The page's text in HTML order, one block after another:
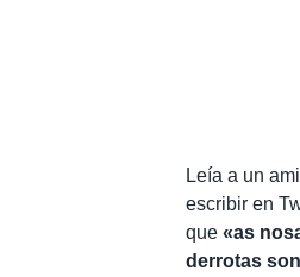
Leía a un
escribir en
que «as
derrotas son